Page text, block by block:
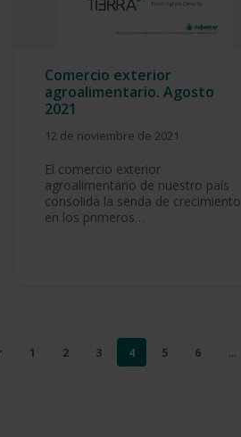
Comercio exterior
agroalimentario. Agosto
2021
12 de noviembre de 2021
El comercio exterior
agroalimentario de nuestro país
consolida la senda de crecimiento
en los primeros…
1 2 3 4 5 6 …